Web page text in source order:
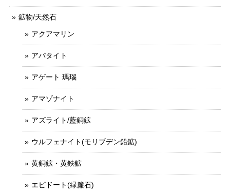
鉱物/天然石
アクアマリン
アパタイト
アゲート 瑪瑙
アマゾナイト
アズライト/藍銅鉱
ウルフェナイト(モリブデン鉛鉱)
黄銅鉱・黄鉄鉱
エピドート(緑簾石)